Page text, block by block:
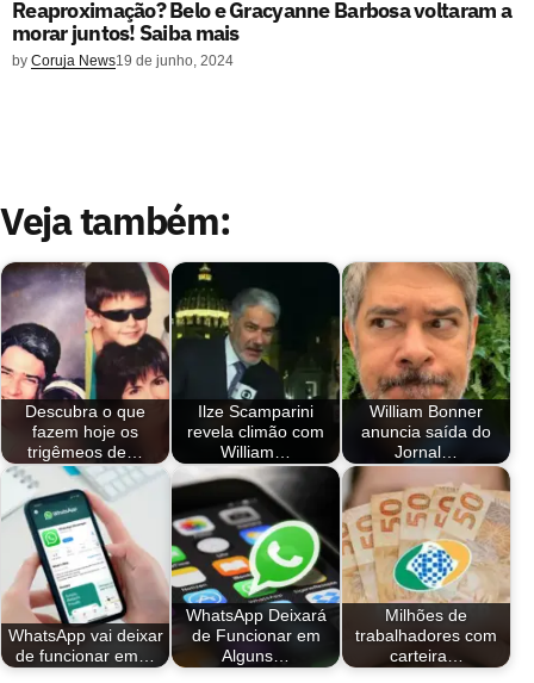
Reaproximação? Belo e Gracyanne Barbosa voltaram a
morar juntos! Saiba mais
by Coruja News19 de junho, 2024
Veja também:
Descubra o que
fazem hoje os
trigêmeos de…
Ilze Scamparini
revela climão com
William…
William Bonner
anuncia saída do
Jornal…
WhatsApp vai deixar
de funcionar em…
WhatsApp Deixará
de Funcionar em
Alguns…
Milhões de
trabalhadores com
carteira…